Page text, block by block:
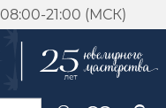
08:00-21:00 (МСК)